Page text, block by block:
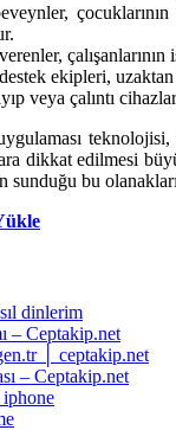
ekipleri,
veya çalıntı
dikkat edilmesi
sunduğu bu
dinlerim
– Ceptakip.net
│ ceptakip.net
– Ceptakip.net
iphone